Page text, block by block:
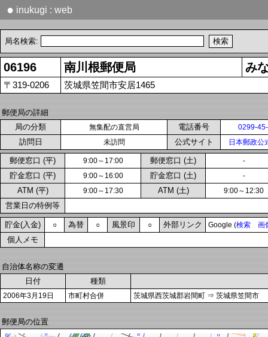
● inukugi : web
局名検索:
06196 南川根郵便局 み
〒319-0206 茨城県笠間市安居1465
郵便局の詳細
局の分類
無集配の直営局 電話番号 0299-
訪問日 未訪問 公式サイト 日本郵政公
郵便窓口 (平) 9:00～17:00 郵便窓口 (土) -
貯金窓口 (平) 9:00～16:00 貯金窓口 (土) -
ATM (平) 9:00～17:30 ATM (土) 9:00～12:30
営業日の特例等
貯金(入金) ○ 為替 ○ 風景印 ○ 外部リンク Google (検索 画
個人メモ
自治体名称の変遷
日付
種類
2006年3月19日 市町村合併 茨城県西茨城郡岩間町 ⇒ 茨城県笠間市
郵便局の位置